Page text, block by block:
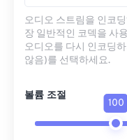
오디오 스트림을 인코
장 일반적인 코덱을 사
오디오를 다시 인코딩
않음)를 선택하세요.
볼륨 조절
100